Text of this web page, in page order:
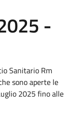
-
Sanitario Rm
sono aperte le
2025 fino alle